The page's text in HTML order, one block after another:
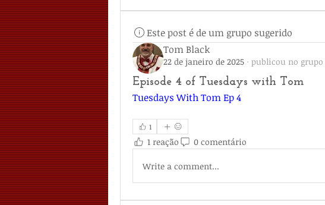
Este post é de um grupo sugerido
Tom Black
22 de janeiro de 2025 · publicou no grupo
Episode 4 of Tuesdays with Tom
Tuesdays With Tom Ep 4
1
1 reação 0 comentário
Write a comment...